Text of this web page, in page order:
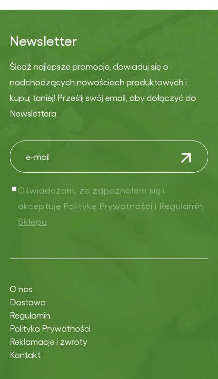
Newsletter
Śledź najlepsze promocje, dowiaduj się o
nadchodzących nowościach produktowych i
kupuj taniej! Prześlij swój email, aby dołączyć do
Newslettera
Oświadczam, że zapoznałem się i
akceptuję Politykę Prywatności i Regulamin
Sklepu
O nas
Dostawa
Regulamin
Polityka Prywatności
Reklamacje i zwroty
Kontakt